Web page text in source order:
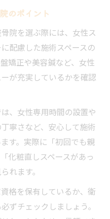
のポイント
院を選ぶ際には、女性ス
配慮した施術スペースの
矯正や美容鍼など、女性
が充実しているかを確認
、女性専用時間の設置や
寧さなど、安心して施術
す。実際に「初回でも親
化粧直しスペースがあっ
れます。
格を保有しているか、衛
ずチェックしましょう。